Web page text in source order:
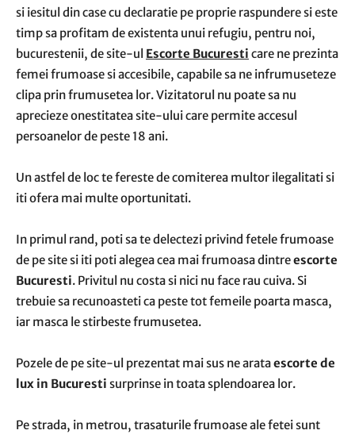
si iesitul din case cu declaratie pe proprie raspundere si este
timp sa profitam de existenta unui refugiu, pentru noi,
bucurestenii, de site-ul Escorte Bucuresti care ne prezinta
femei frumoase si accesibile, capabile sa ne infrumuseteze
clipa prin frumusetea lor. Vizitatorul nu poate sa nu
aprecieze onestitatea site-ului care permite accesul
persoanelor de peste 18 ani.
Un astfel de loc te fereste de comiterea multor ilegalitati si
iti ofera mai multe oportunitati.
In primul rand, poti sa te delectezi privind fetele frumoase
de pe site si iti poti alegea cea mai frumoasa dintreescorte
Bucuresti. Privitul nu costa si nici nu face rau cuiva. Si
trebuie sa recunoasteti ca peste tot femeile poarta masca,
iar masca le stirbeste frumusetea.
Pozele de pe site-ul prezentat mai sus ne arataescorte de
lux in Bucuresti surprinse in toata splendoarea lor.
Pe strada, in metrou, trasaturile frumoase ale fetei sunt